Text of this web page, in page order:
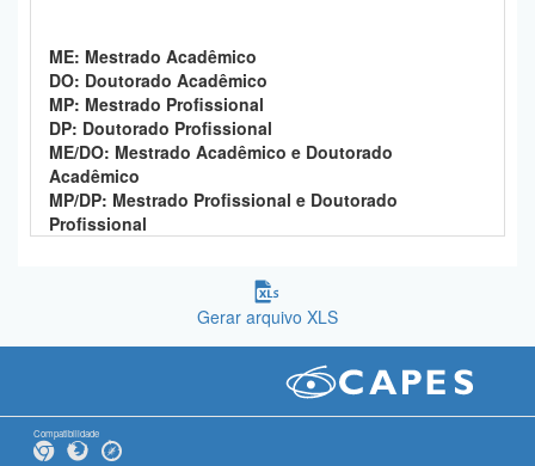
ME: Mestrado Acadêmico
DO: Doutorado Acadêmico
MP: Mestrado Profissional
DP: Doutorado Profissional
ME/DO: Mestrado Acadêmico e Doutorado
Acadêmico
MP/DP: Mestrado Profissional e Doutorado
Profissional
Gerar arquivo XLS
Compatibilidade